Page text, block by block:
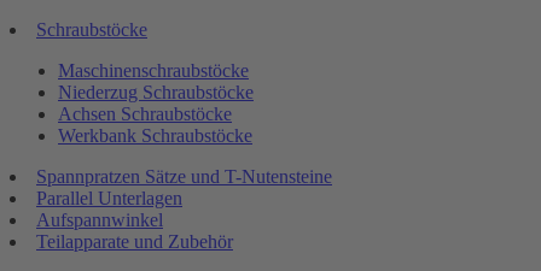
Schraubstöcke
Maschinenschraubstöcke
Niederzug Schraubstöcke
Achsen Schraubstöcke
Werkbank Schraubstöcke
Spannpratzen Sätze und T-Nutensteine
Parallel Unterlagen
Aufspannwinkel
Teilapparate und Zubehör